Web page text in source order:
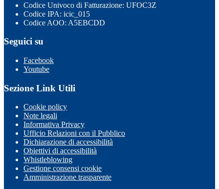
Codice Univoco di Fatturazione: UFOC3Z
Codice IPA: icic_015
Codice AOO: A5EBCDD
Seguici su
Facebook
Youtube
Sezione Link Utili
Cookie policy
Note legali
Informativa Privacy
Ufficio Relazioni con il Pubblico
Dichiarazione di accessibilità
Obiettivi di accessibilità
Whistleblowing
Gestione consensi cookie
Amministrazione trasparente